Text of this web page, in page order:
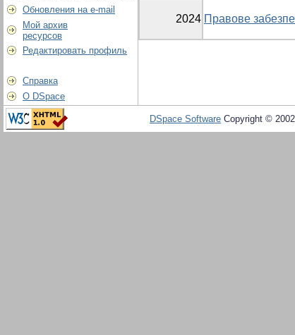
Обновления на e-mail
Мой архив
ресурсов
Редактировать профиль
Справка
О DSpace
2024 Правове
DSpace Software Copyright ©